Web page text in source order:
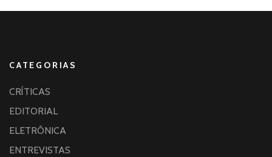
CATEGORIAS
CRÍTICAS
EDITORIAL
ELETRÔNICA
ENTREVISTAS